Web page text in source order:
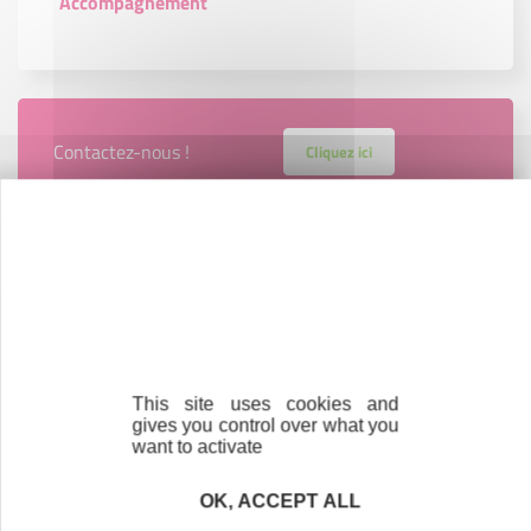
Contactez-nous ! Cliquez ici
En savoir plus
This site uses cookies and
gives you control over what you
want to activate
OK, ACCEPT ALL